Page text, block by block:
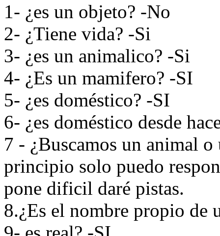
1- ¿es un objeto? -No
2- ¿Tiene vida? -Si
3- ¿es un animalico? -Si
4- ¿Es un mamifero? -SI
5- ¿es doméstico? -SI
6- ¿es doméstico desde
7 - ¿Buscamos un animal
principio solo puedo
pone dificil daré pistas.
8.¿Es el nombre propio de